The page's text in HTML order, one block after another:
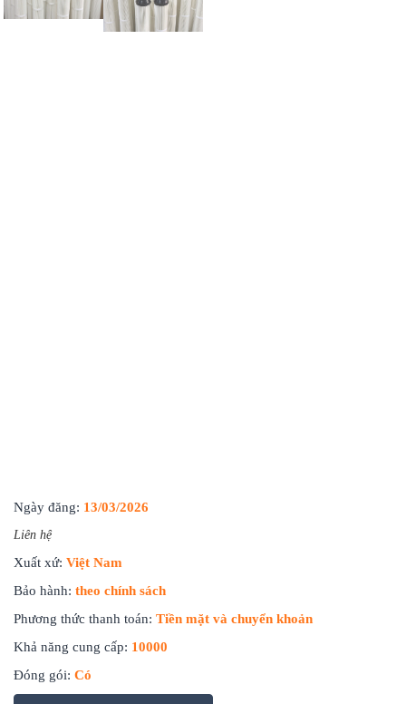
Ngày đăng: 13/03/2026
Liên hệ
Xuất xứ: Việt Nam
Bảo hành: theo chính sách
Phương thức thanh toán: Tiền mặt và chuyển khoản
Khả năng cung cấp: 10000
Đóng gói: Có